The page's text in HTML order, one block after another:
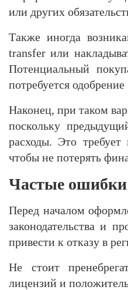
или других
Также иногда
transfer или
Потенциальный
потребуется
Наконец, при таком
поскольку
расходы. Это
чтобы не потерять
Частые ошибки
Перед началом
законодательства и
привести к отказу в
Не стоит
лицензий и